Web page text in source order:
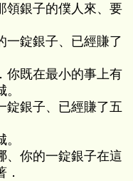
領銀子的僕人來、要
一錠銀子、已經賺了
你既在最小的事上有
錠銀子、已經賺了五
、你的一錠銀子在這